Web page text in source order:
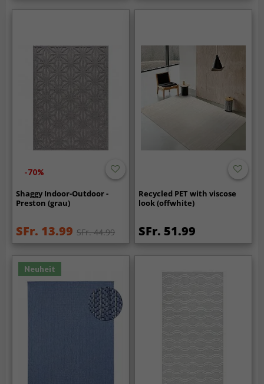
-70%
Shaggy Indoor-Outdoor -
Preston (grau)
SFr. 13.99 SFr. 44.99
Recycled PET with viscose
look (offwhite)
SFr. 51.99
Neuheit